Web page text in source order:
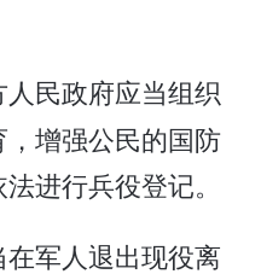
民政府应当组织
增强公民的国防
进行兵役登记。
军人退出现役离